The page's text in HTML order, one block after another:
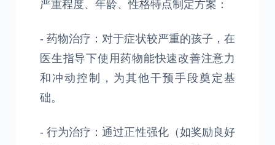
严重程度、年龄、性格特点制定方案：
- 药物治疗：对于症状较严重的孩子，在
医生指导下使用药物能快速改善注意力
和冲动控制，为其他干预手段奠定基
础。
- 行为治疗：通过正性强化（如奖励良好